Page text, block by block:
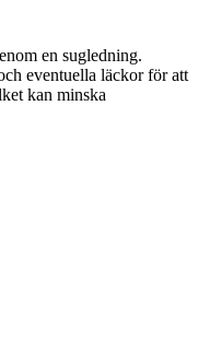
en sugledning.
eventuella läckor för att
kan minska